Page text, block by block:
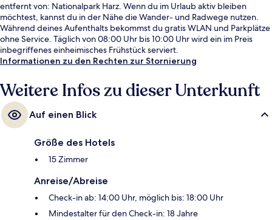
entfernt von: Nationalpark Harz. Wenn du im Urlaub aktiv bleiben
möchtest, kannst du in der Nähe die Wander- und Radwege nutzen.
Während deines Aufenthalts bekommst du gratis WLAN und Parkplätze
ohne Service. Täglich von 08:00 Uhr bis 10:00 Uhr wird ein im Preis
inbegriffenes einheimisches Frühstück serviert.
Informationen zu den Rechten zur Stornierung
Weitere Infos zu dieser Unterkunft
Auf einen Blick
Größe des Hotels
15 Zimmer
Anreise/Abreise
Check-in ab: 14:00 Uhr, möglich bis: 18:00 Uhr
Mindestalter für den Check-in: 18 Jahre